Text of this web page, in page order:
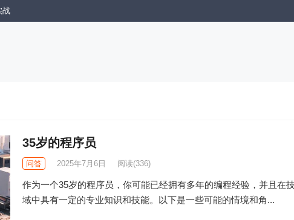
战
35岁的程序员
问答 2025年7月6日 阅读(336)
作为一个35岁的程序员，你可能已经拥有多年的编程经验，并且在
域中具有一定的专业知识和技能。以下是一些可能的情境和角...